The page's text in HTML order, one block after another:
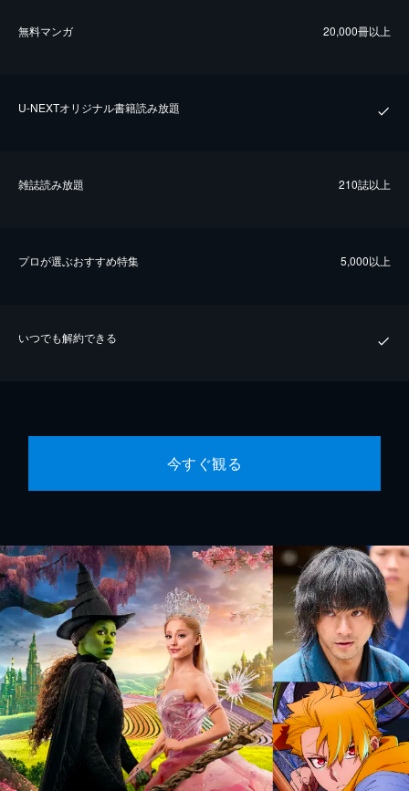
無料マンガ 20,000冊以上
U-NEXTオリジナル書籍読み放題
雑誌読み放題 210誌以上
プロが選ぶおすすめ特集 5,000以上
いつでも解約できる
今すぐ観る